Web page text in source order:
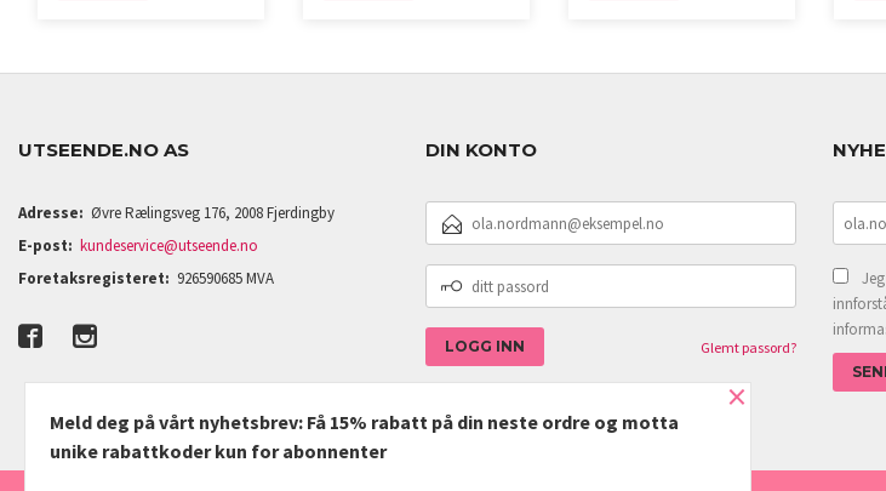
UTSEENDE.NO AS
Adresse: Øvre Rælingsveg 176, 2008 Fjerdingby
E-post: kundeservice@utseende.no
Foretaksregisteret: 926590685 MVA
DIN KONTO
POSTADRESSE
PASSORD
Glemt passord?
×
Meld deg på vårt nyhetsbrev: Få 15% rabatt på din neste ordre og motta
unike rabattkoder kun for abonnenter